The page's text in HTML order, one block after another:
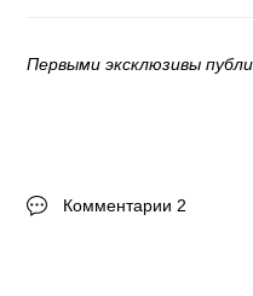
Первыми эксклюзивы
Комментарии 2